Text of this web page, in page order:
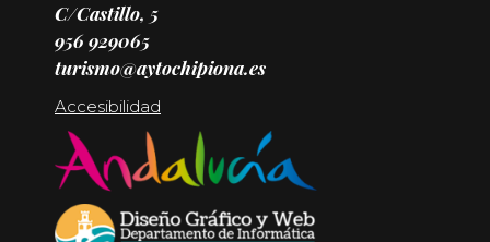
C/Castillo, 5
956 929065
turismo@aytochipiona.es
Accesibilidad